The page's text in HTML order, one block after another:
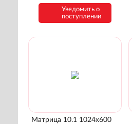
Уведомить о
поступлении
Матрица 10.1 1024x600